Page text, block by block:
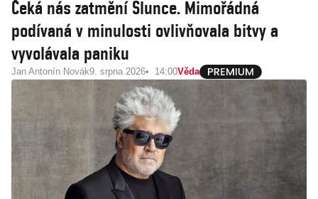
Čeká nás zatmění Slunce. Mimořádná
podívaná v minulosti ovlivňovala bitvy a
vyvolávala paniku
Jan Antonín Novák9. srpna 2026 14:00Věda